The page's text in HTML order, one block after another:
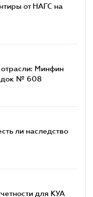
от НАГС на
Минфин
№ 608
ли наследство
для КУА